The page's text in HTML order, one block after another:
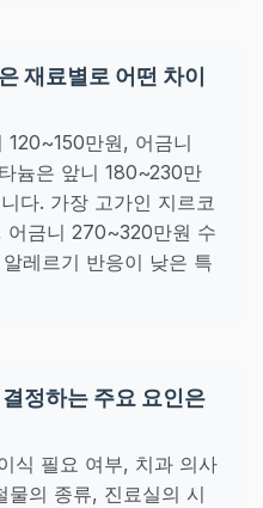
재료별로 어떤 차이
만원, 어금니
늄은 앞니 180~230만
다. 가장 고가인 지르코
금니 270~320만원 수
레르기 반응이 낮은 특
정하는 주요 요인은
식 필요 여부, 치과 의사
물의 종류, 진료실의 시